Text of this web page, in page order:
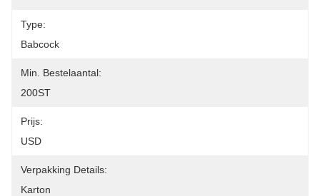
Type:
Babcock
Min. Bestelaantal:
200ST
Prijs:
USD
Verpakking Details:
Karton